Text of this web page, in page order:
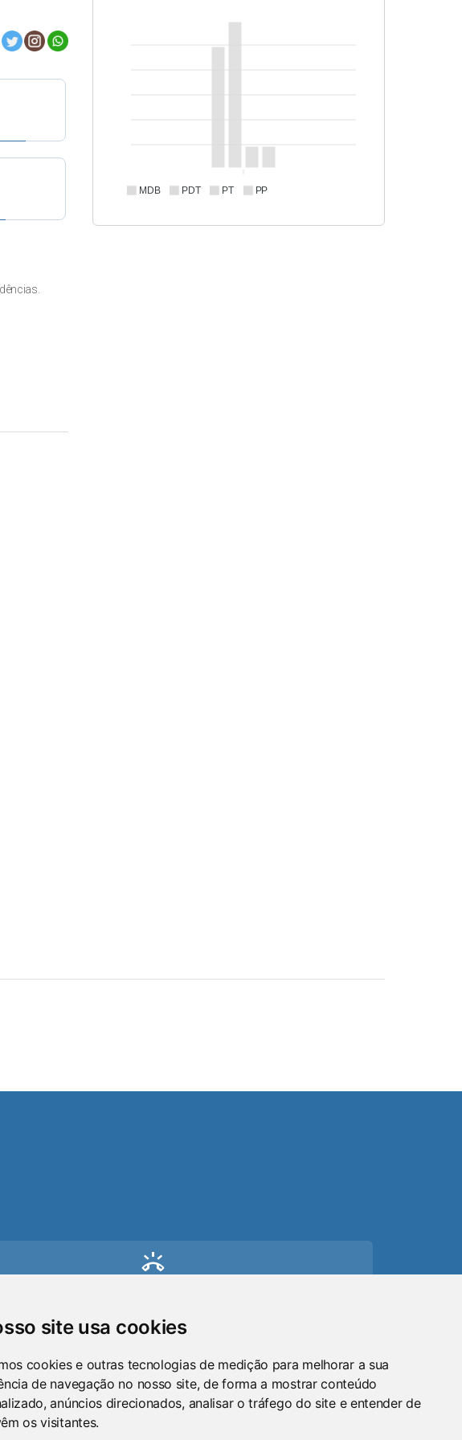
site usa cookies
cookies e outras tecnologias de medição para melhorar a sua
de navegação no nosso site, de forma a mostrar conteúdo
anúncios direcionados, analisar o tráfego do site e entender de
os visitantes.
MDB PDT PT PP
ring_volume
mail
Email